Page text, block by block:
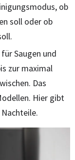
ob
soll oder ob
Saugen und
zur maximal
Das
Hier gibt